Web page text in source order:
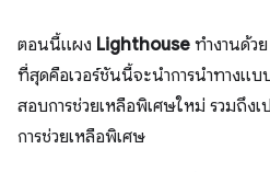
ตอนนี้แผง Lighthouse ทำงานด้วย
ที่สุดคือเวอร์ชันนี้จะนำการนำทางแบ
สอบการช่วยเหลือพิเศษใหม่ รวมถึง
การช่วยเหลือพิเศษ